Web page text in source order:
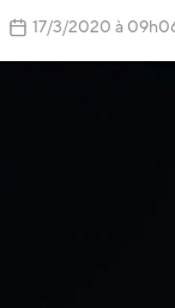
17/3/2020 à